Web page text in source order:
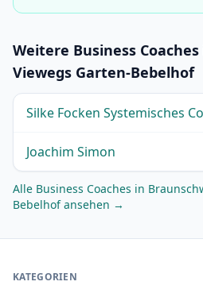
Weitere Business
Viewegs Garten-Bebelhof
Silke Focken Systemisches
Joachim Simon
Alle Business Coaches in
Bebelhof ansehen →
KATEGORIEN